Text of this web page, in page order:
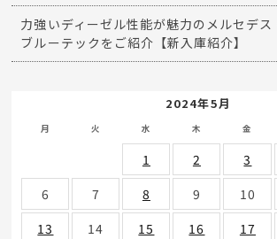
力強いディーゼル性能が魅力のメルセデ
ブルーテックをご紹介【新入庫紹介】
2024年5月
月 火 水 木 金
1 2 3
6
7 8 9 10
13
14 15 16 17